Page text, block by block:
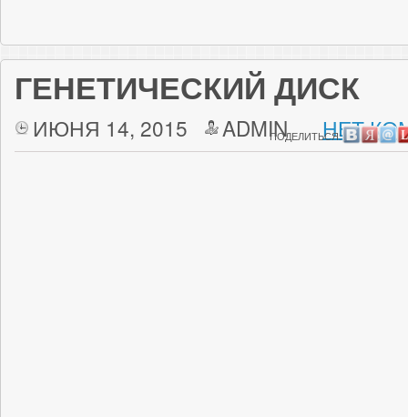
ГЕНЕТИЧЕСКИЙ ДИСК
ИЮНЯ 14, 2015 ADMIN НЕТ
ПОДЕЛИТЬСЯ: